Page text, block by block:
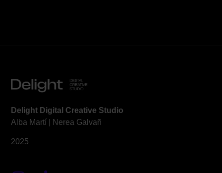
Delight Digital Creative Studio
Alba Martí | Nerea Galvañ
2025